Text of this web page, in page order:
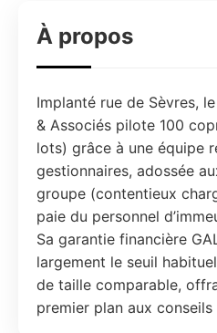
À propos
Implanté rue de Sèvres,
& Associés pilote 100
lots) grâce à une équipe
gestionnaires, adossée
groupe (contentieux
paie du personnel
Sa garantie financière
largement le seuil
de taille comparable,
premier plan aux conseils